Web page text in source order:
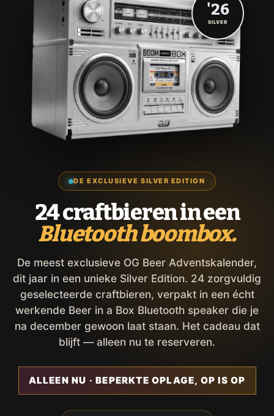
DE EXCLUSIEVE SILVER EDITION
24 craftbieren in een
Bluetooth boombox.
De meest exclusieve OG Beer Adventskalender,
dit jaar in een unieke Silver Edition. 24 zorgvuldig
geselecteerde craftbieren, verpakt in een écht
werkende Beer in a Box Bluetooth speaker die je
na december gewoon laat staan. Het cadeau dat
blijft — alleen nu te reserveren.
ALLEEN NU · BEPERKTE OPLAGE, OP IS OP
'26
SILVER